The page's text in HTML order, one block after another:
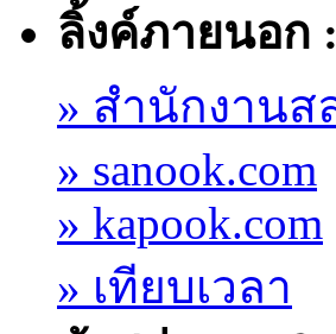
ลิ้งค์ภายนอก :
» สำนักงานส
» sanook.com
» kapook.com
» เทียบเวลา